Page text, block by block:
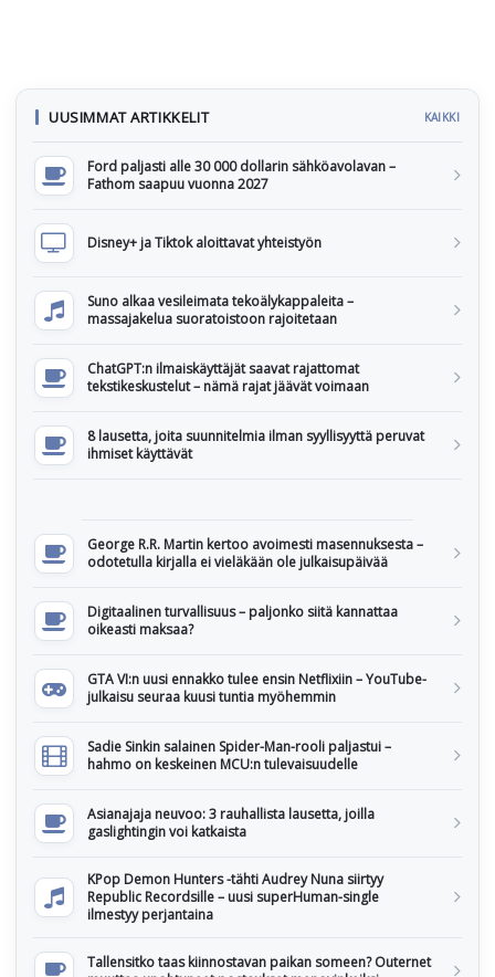
UUSIMMAT ARTIKKELIT KAIKKI
Ford paljasti alle 30 000 dollarin sähköavolavan –
Fathom saapuu vuonna 2027
Disney+ ja Tiktok aloittavat yhteistyön
Suno alkaa vesileimata tekoälykappaleita –
massajakelua suoratoistoon rajoitetaan
ChatGPT:n ilmaiskäyttäjät saavat rajattomat
tekstikeskustelut – nämä rajat jäävät voimaan
8 lausetta, joita suunnitelmia ilman syyllisyyttä peruvat
ihmiset käyttävät
George R.R. Martin kertoo avoimesti masennuksesta –
odotetulla kirjalla ei vieläkään ole julkaisupäivää
Digitaalinen turvallisuus – paljonko siitä kannattaa
oikeasti maksaa?
GTA VI:n uusi ennakko tulee ensin Netflixiin – YouTube-
julkaisu seuraa kuusi tuntia myöhemmin
Sadie Sinkin salainen Spider-Man-rooli paljastui –
hahmo on keskeinen MCU:n tulevaisuudelle
Asianajaja neuvoo: 3 rauhallista lausetta, joilla
gaslightingin voi katkaista
KPop Demon Hunters -tähti Audrey Nuna siirtyy
Republic Recordsille – uusi superHuman-single
ilmestyy perjantaina
Tallensitko taas kiinnostavan paikan someen? Outernet